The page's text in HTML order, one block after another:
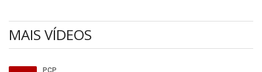
MAIS VÍDEOS